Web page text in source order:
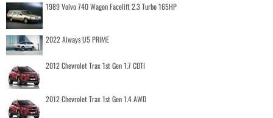
1989 Volvo 740 Wagon Facelift 2.3 Turbo 165HP
2022 Aiways U5 PRIME
2012 Chevrolet Trax 1st Gen 1.7 CDTI
2012 Chevrolet Trax 1st Gen 1.4 AWD